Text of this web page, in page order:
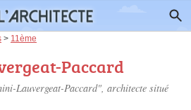
> 11ème
Paccard
Lauvergeat-Paccard", architecte situé